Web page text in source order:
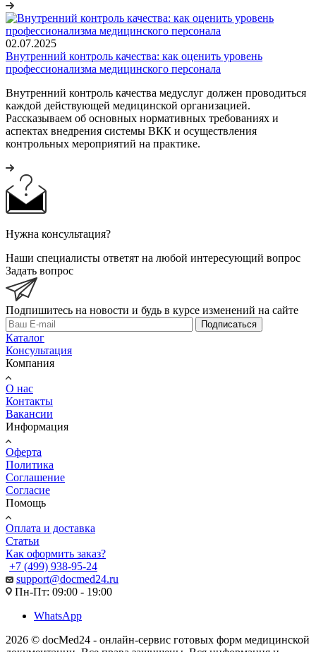
02.07.2025
Внутренний контроль качества: как оценить уровень
профессионализма медицинского персонала
Внутренний контроль качества медуслуг должен проводиться
каждой действующей медицинской организацией.
Рассказываем об основных нормативных требованиях и
аспектах внедрения системы ВКК и осуществления
контрольных мероприятий на практике.
Нужна консультация?
Наши специалисты ответят на любой интересующий вопрос
Задать вопрос
Подпишитесь на новости и будь в курсе изменений на сайте
Подписаться
Каталог
Консультация
Компания
О нас
Контакты
Вакансии
Информация
Оферта
Политика
Соглашение
Согласие
Помощь
Оплата и доставка
Статьи
Как оформить заказ?
+7 (499) 938-95-24
support@docmed24.ru
Пн-Пт: 09:00 - 19:00
WhatsApp
2026 © docMed24 - онлайн-сервис готовых форм медицинской